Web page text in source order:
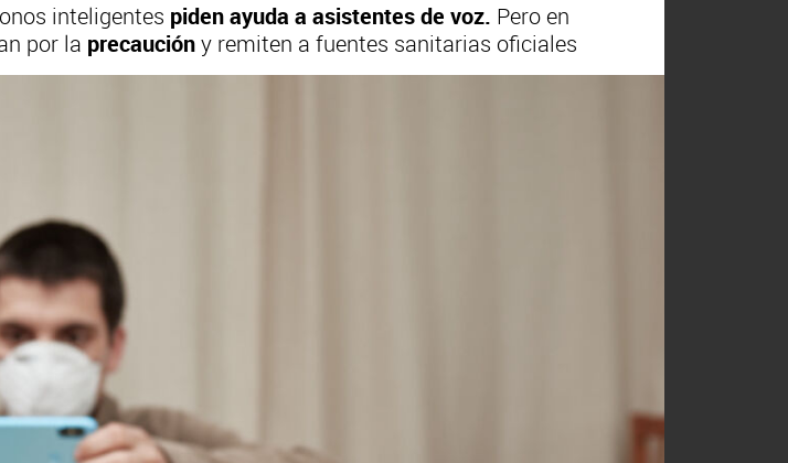
inteligentes piden ayuda a asistentes de voz. Pero en
por la precaucióny remiten a fuentes sanitarias oficiales